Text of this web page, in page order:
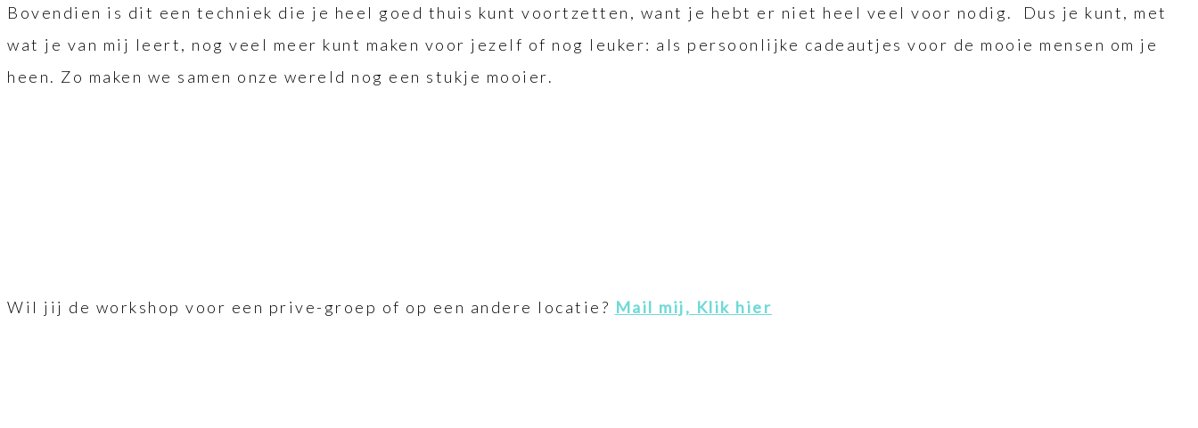
Bovendien is dit een techniek die je heel goed thuis kunt voortzetten, want je hebt er niet heel veel voor nodig. Dus je kunt, met
wat je van mij leert, nog veel meer kunt maken voor jezelf of nog leuker: als persoonlijke cadeautjes voor de mooie mensen om je
heen. Zo maken we samen onze wereld nog een stukje mooier.
Wil jij de workshop voor een prive-groep of op een andere locatie? Mail mij, Klik hier